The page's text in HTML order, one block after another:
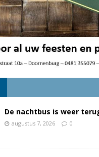
De nachtbus is weer
augustus 7, 2026 0